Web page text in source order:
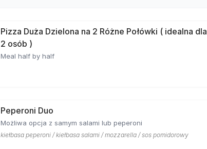
Pizza Duża Dzielona na 2 Różne Połówki ( idealna dla
2 osób )
Meal half by half
Peperoni Duo
Możliwa opcja z samym salami lub peperoni
kiełbasa peperoni / kiełbasa salami / mozzarella / sos pomidorowy